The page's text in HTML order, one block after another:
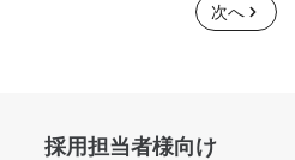
次へ
採用担当者様向け